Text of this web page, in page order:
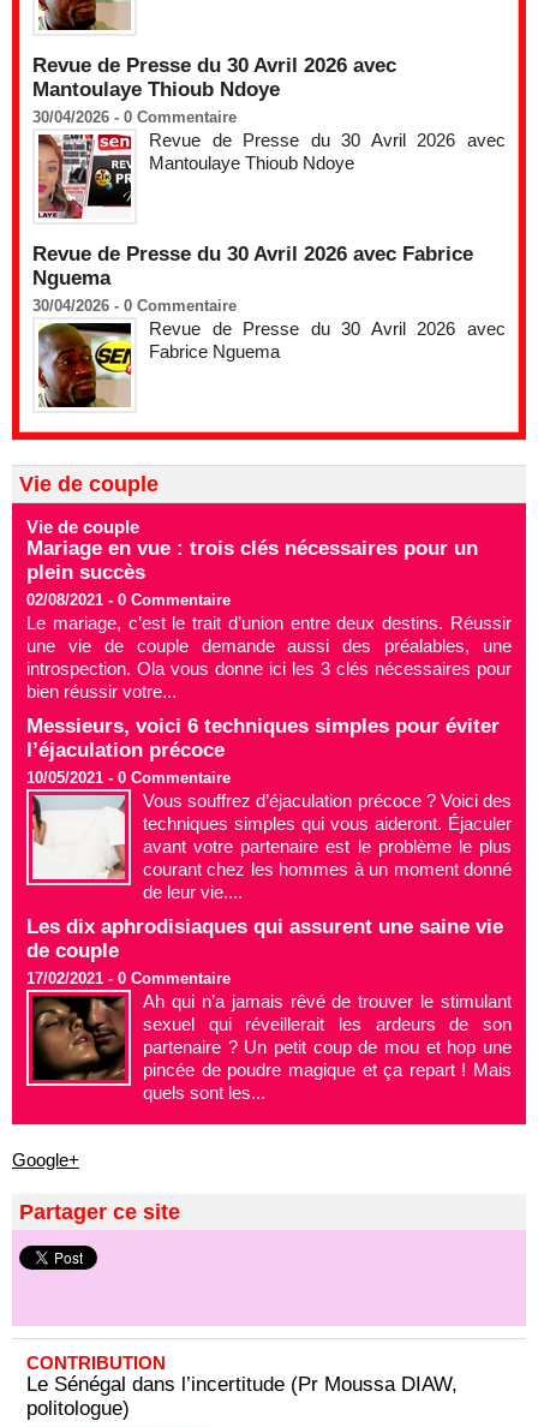
Revue de Presse du 30 Avril 2026 avec
Mantoulaye Thioub Ndoye
30/04/2026 - 0 Commentaire
Revue de Presse du 30 Avril 2026 avec
Mantoulaye Thioub Ndoye
Revue de Presse du 30 Avril 2026 avec Fabrice
Nguema
30/04/2026 - 0 Commentaire
Revue de Presse du 30 Avril 2026 avec
Fabrice Nguema
Vie de couple
Vie de couple
Mariage en vue : trois clés nécessaires pour un
plein succès
02/08/2021 - 0 Commentaire
Le mariage, c’est le trait d’union entre deux destins. Réussir
une vie de couple demande aussi des préalables, une
introspection. Ola vous donne ici les 3 clés nécessaires pour
bien réussir votre...
Messieurs, voici 6 techniques simples pour éviter
l’éjaculation précoce
10/05/2021 - 0 Commentaire
Vous souffrez d’éjaculation précoce ? Voici des
techniques simples qui vous aideront. Éjaculer
avant votre partenaire est le problème le plus
courant chez les hommes à un moment donné
de leur vie....
Les dix aphrodisiaques qui assurent une saine vie
de couple
17/02/2021 - 0 Commentaire
Ah qui n’a jamais rêvé de trouver le stimulant
sexuel qui réveillerait les ardeurs de son
partenaire ? Un petit coup de mou et hop une
pincée de poudre magique et ça repart ! Mais
quels sont les...
Google+
Partager ce site
CONTRIBUTION
Le Sénégal dans l’incertitude (Pr Moussa DIAW,
politologue)